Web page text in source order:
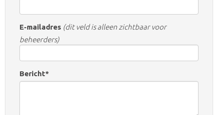
E-mailadres (dit veld is alleen zichtbaar voor
beheerders)
Bericht*